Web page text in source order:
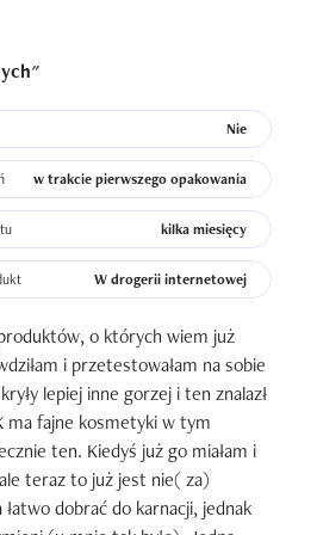
Nie
w trakcie pierwszego opakowania
kilka miesięcy
W drogerii internetowej
o których wiem już
i przetestowałam na sobie
lepiej inne gorzej i ten znalazł
ma fajne kosmetyki w tym
ten. Kiedyś już go miałam i
teraz to już jest nie( za)
dobrać do karnacji, jednak